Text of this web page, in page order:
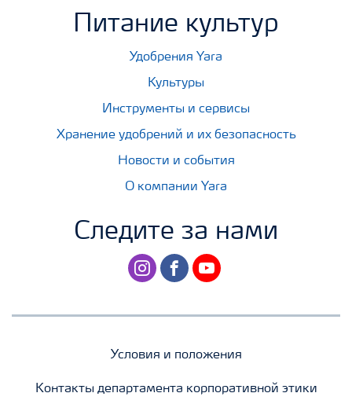
Питание культур
Удобрения Yara
Культуры
Инструменты и сервисы
Хранение удобрений и их безопасность
Новости и события
О компании Yara
Следите за нами
instagramfacebookyoutube
Условия и положения
Контакты департамента корпоративной этики